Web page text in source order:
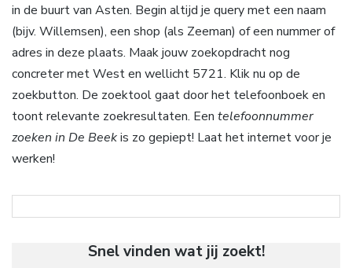
in de buurt van Asten. Begin altijd je query met een naam
(bijv. Willemsen), een shop (als Zeeman) of een nummer of
adres in deze plaats. Maak jouw zoekopdracht nog
concreter met West en wellicht 5721. Klik nu op de
zoekbutton. De zoektool gaat door het telefoonboek en
toont relevante zoekresultaten. Een telefoonnummer
zoeken in De Beekis zo gepiept! Laat het internet voor je
werken!
Snel vinden wat jij zoekt!